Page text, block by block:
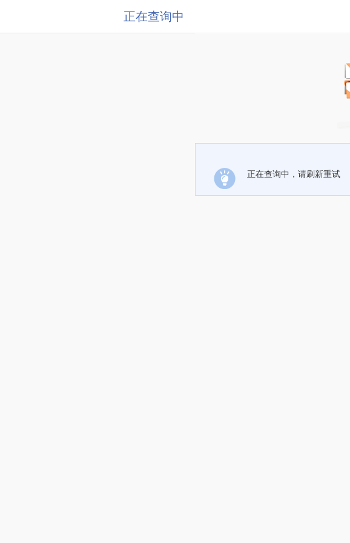
正在查询中
正在查询中，请刷新重试